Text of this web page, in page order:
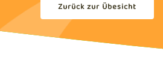
Zurück zur Übesicht